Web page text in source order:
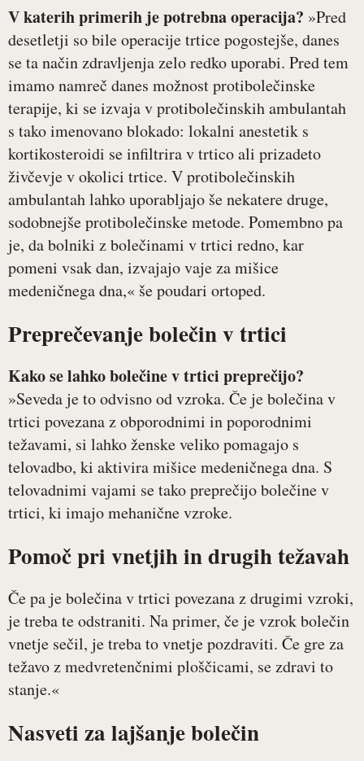
V katerih primerih je potrebna operacija? »Pred
desetletji so bile operacije trtice pogostejše, danes
se ta način zdravljenja zelo redko uporabi. Pred tem
imamo namreč danes možnost protibolečinske
terapije, ki se izvaja v protibolečinskih ambulantah
s tako imenovano blokado: lokalni anestetik s
kortikosteroidi se infiltrira v trtico ali prizadeto
živčevje v okolici trtice. V protibolečinskih
ambulantah lahko uporabljajo še nekatere druge,
sodobnejše protibolečinske metode. Pomembno pa
je, da bolniki z bolečinami v trtici redno, kar
pomeni vsak dan, izvajajo vaje za mišice
medeničnega dna,« še poudari ortoped.
Preprečevanje bolečin v trtici
Kako se lahko bolečine v trtici preprečijo?
»Seveda je to odvisno od vzroka. Če je bolečina v
trtici povezana z obporodnimi in poporodnimi
težavami, si lahko ženske veliko pomagajo s
telovadbo, ki aktivira mišice medeničnega dna. S
telovadnimi vajami se tako preprečijo bolečine v
trtici, ki imajo mehanične vzroke.
Pomoč pri vnetjih in drugih težavah
Če pa je bolečina v trtici povezana z drugimi vzroki,
je treba te odstraniti. Na primer, če je vzrok bolečin
vnetje sečil, je treba to vnetje pozdraviti. Če gre za
težavo z medvretenčnimi ploščicami, se zdravi to
stanje.«
Nasveti za lajšanje bolečin